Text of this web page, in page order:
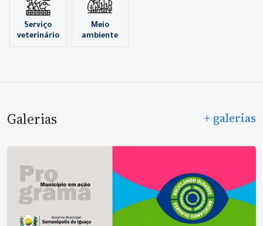
Serviço
veterinário
Meio
ambiente
Galerias + galerias